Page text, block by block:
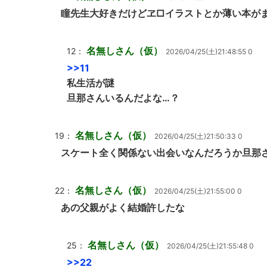
瞳先生大好きだけどヱ□イラストとか薄い本が
12： 名無しさん（仮） 2026/04/25(土)21:48:55 0
>>11
私生活が謎
旦那さんいるんだよな…？
19： 名無しさん（仮） 2026/04/25(土)21:50:33 0
スケート全く関係ない出会いなんだろうか旦那
22： 名無しさん（仮） 2026/04/25(土)21:55:00 0
あの父親がよく結婚許したな
25： 名無しさん（仮） 2026/04/25(土)21:55:48 0
>>22